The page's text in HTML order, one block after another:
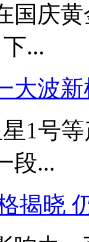
国庆
...
大波
1号
段...
揭晓